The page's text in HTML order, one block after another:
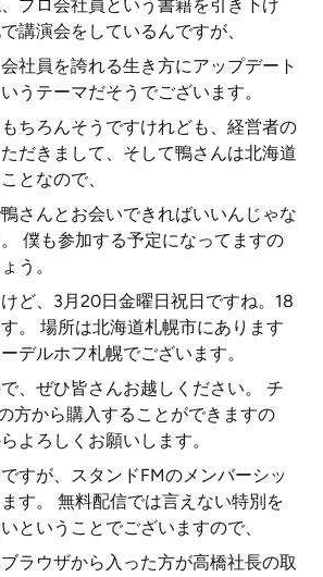
プロ会社員という書籍を引き下げ
講演会をしているんですが、
社員を誇れる生き方にアップデート
うテーマだそうでございます。
ちろんそうですけれども、経営者の
だきまして、そして鴨さんは北海道
となので、
さんとお会いできればいいんじゃな
僕も参加する予定になってますの
う。
ど、3月20日金曜日祝日ですね。18
。 場所は北海道札幌市にあります
デルホフ札幌でございます。
、ぜひ皆さんお越しください。 チ
方から購入することができますの
よろしくお願いします。
すが、スタンドFMのメンバーシッ
す。 無料配信では言えない特別を
ということでございますので、
ラウザから入った方が高橋社長の取